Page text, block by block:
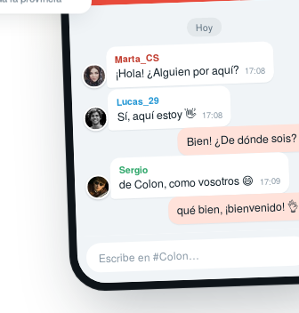
Hoy
Marta_CS
¡Hola! ¿Alguien por aquí? 17:08
Lucas_29
Sí, aquí estoy 👋 17:08
Bien! ¿De dónde sois?
Sergio
de Colon, como vosotros 😄 17:09
qué bien, ¡bienvenido! 👌
Escribe en #Colon…